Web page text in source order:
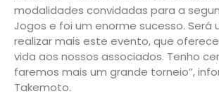
modalidades convidadas para a
Jogos e foi um enorme sucesso. Será
realizar mais este evento, que
vida aos nossos associados. Tenho
faremos mais um grande torneio”,
Takemoto.